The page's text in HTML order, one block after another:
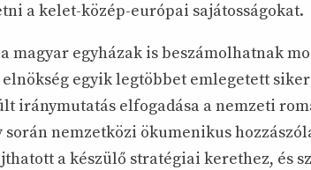
a kelet-közép-európai sajátosságokat.
magyar egyházak is beszámolhatnak
egyik legtöbbet emlegetett
iránymutatás elfogadása a nemzeti
nemzetközi ökumenikus
a készülő stratégiai kerethez, és